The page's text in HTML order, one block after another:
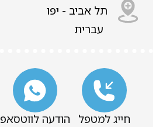
תל אביב - יפו
עברית
חייג למטפל הודעה לווטסאפ